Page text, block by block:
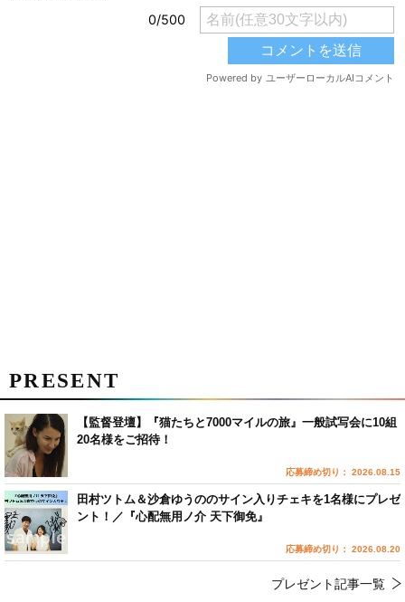
PRESENT
【監督登壇】『猫たちと7000マイルの旅』一般試写会に10組
20名様をご招待！
応募締め切り： 2026.08.15
田村ツトム＆沙倉ゆうののサイン入りチェキを1名様にプレゼ
ント！／『心配無用ノ介 天下御免』
応募締め切り： 2026.08.20
プレゼント記事一覧